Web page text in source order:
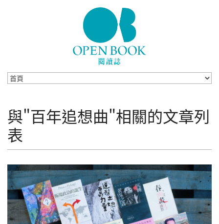
與"百年追想曲"相關的文章列
表